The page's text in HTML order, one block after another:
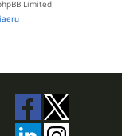
Limited